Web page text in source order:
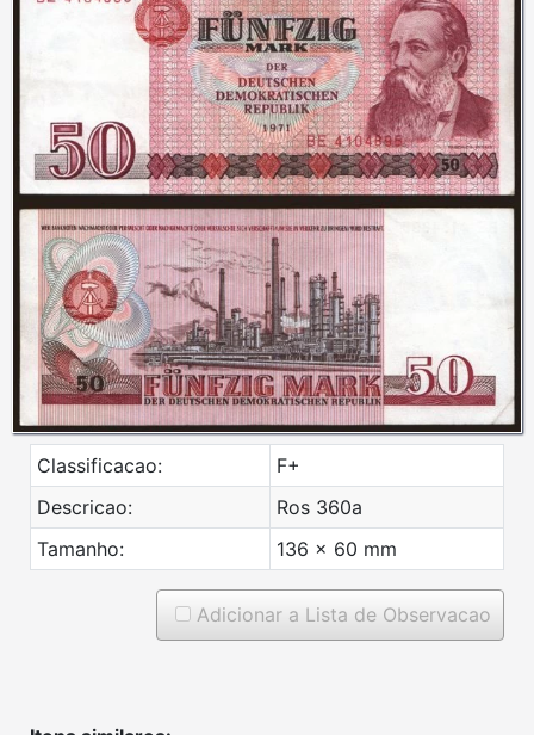
Classificacao:
F+
Descricao:
Ros 360a
Tamanho:
136 x 60 mm
Adicionar a Lista de Observacao